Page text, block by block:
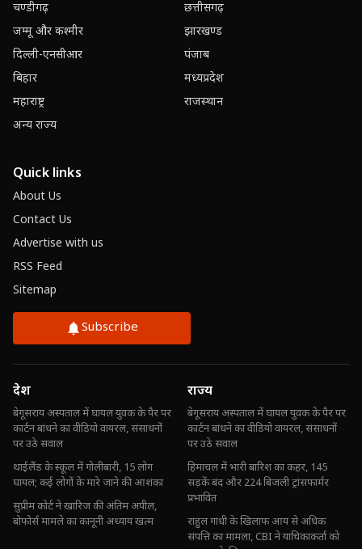
चण्डीगढ़
छत्तीसगढ़
जम्मू और कश्मीर
झारखण्ड
दिल्ली-एनसीआर
पंजाब
बिहार
मध्यप्रदेश
महाराष्ट्र
राजस्थान
अन्य राज्य
Quick links
About Us
Contact Us
Advertise with us
RSS Feed
Sitemap
Subscribe
देश
बेगूसराय अस्पताल में घायल युवक के पैर पर
कार्टन बांधने का वीडियो वायरल, संसाधनों
पर उठे सवाल
थाईलैंड के स्कूल में गोलीबारी, 15 लोग
घायल; कई लोगों के मारे जाने की आशंका
सुप्रीम कोर्ट ने खारिज की अंतिम अपील,
बोफोर्स मामले का कानूनी अध्याय खत्म
राज्य
बेगूसराय अस्पताल में घायल युवक के पैर पर
कार्टन बांधने का वीडियो वायरल, संसाधनों
पर उठे सवाल
हिमाचल में भारी बारिश का कहर, 145
सड़कें बंद और 224 बिजली ट्रांसफार्मर
प्रभावित
राहुल गांधी के खिलाफ आय से अधिक
संपत्ति का मामला, CBI ने याचिकाकर्ता को